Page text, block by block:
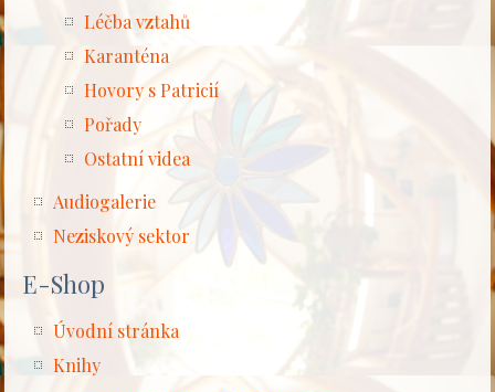
Léčba vztahů
Karanténa
Hovory s Patricií
Pořady
Ostatní videa
Audiogalerie
Neziskový sektor
E-Shop
Úvodní stránka
Knihy